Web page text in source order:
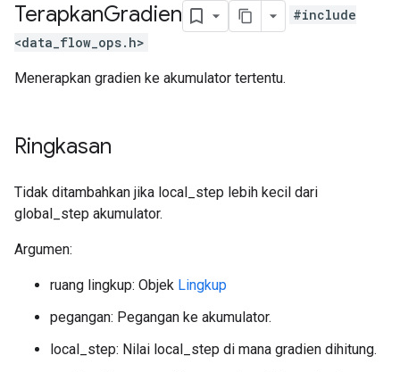
TerapkanGradien
#include
<data_flow_ops.h>
Menerapkan gradien ke akumulator tertentu.
Ringkasan
Tidak ditambahkan jika local_step lebih kecil dari
global_step akumulator.
Argumen:
ruang lingkup: Objek Lingkup
pegangan: Pegangan ke akumulator.
local_step: Nilai local_step di mana gradien dihitung.